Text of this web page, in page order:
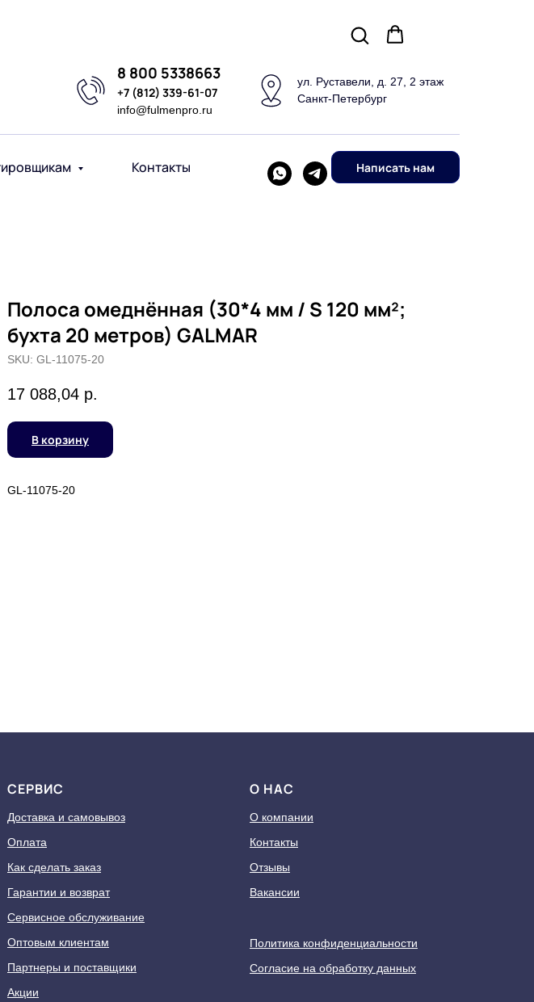
8 800 5338663
+7 (812) 339-61-07
info@fulmenpro.ru
ул. Руставели, д. 27, 2 этаж
Санкт-Петербург
Контакты Написать нам
Полоса омеднённая (30*4 мм / S 120 мм²;
бухта 20 метров) GALMAR
SKU: GL-11075-20
17 088,04 р.
В корзину
GL-11075-20
СЕРВИС
Доставка и самовывоз
Оплата
Как сделать заказ
Гарантии и возврат
Сервисное обслуживание
Оптовым клиентам
Партнеры и поставщики
Акции
О НАС
О компании
Контакты
Отзывы
Вакансии
Политика конфиденциальности
Согласие на обработку данных